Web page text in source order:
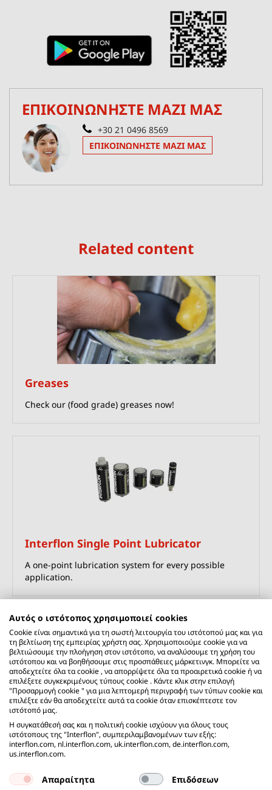
ΕΠΙΚΟΙΝΩΝΗΣΤΕ ΜΑΖΙ ΜΑΣ
+30 21 0496 8569
ΕΠΙΚΟΙΝΩΝΉΣΤΕ ΜΑΖΊ ΜΑΣ
Related content
Greases
Check our (food grade) greases now!
Interflon Single Point Lubricator
A one-point lubrication system for every possible
application.
Interflon Hellas ΕΠΕ
Ραιδεστού 16
ΤΚ 184 53 Νίκαια - Πειραιάς
Ελλάδα
Phone:+30 21 0496 8569
Αυτός ο ιστότοπος χρησιμοποιεί cookies
Cookie είναι σημαντικά για τη σωστή λειτουργία του ιστότοπού μας και για
τη βελτίωση της εμπειρίας χρήστη σας. Χρησιμοποιούμε cookie για να
βελτιώσουμε την πλοήγηση στον ιστότοπο, να αναλύσουμε τη χρήση του
ιστότοπου και να βοηθήσουμε στις προσπάθειες μάρκετινγκ. Μπορείτε να
αποδεχτείτε όλα τα cookie , να απορρίψετε όλα τα προαιρετικά cookie ή να
επιλέξετε συγκεκριμένους τύπους cookie . Κάντε κλικ στην επιλογή
"Προσαρμογή cookie " για μια λεπτομερή περιγραφή των τύπων cookie και
επιλέξτε εάν θα αποδεχτείτε αυτά τα cookie όταν επισκέπτεστε τον
ιστότοπό μας.
Η συγκατάθεσή σας και η πολιτική cookie ισχύουν για όλους τους
ιστότοπους της "Interflon", συμπεριλαμβανομένων των εξής:
interflon.com, nl.interflon.com, uk.interflon.com, de.interflon.com,
us.interflon.com.
Απαραίτητα Επιδόσεων